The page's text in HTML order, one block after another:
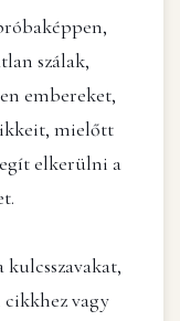
szálak,
embereket,
mielőtt
elkerülni a
cikkhez vagy